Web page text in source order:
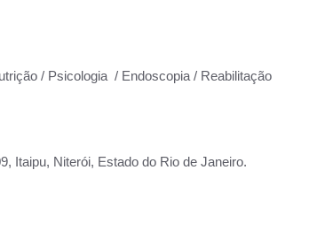
/ Psicologia / Endoscopia / Reabilitação
Itaipu, Niterói, Estado do Rio de Janeiro.